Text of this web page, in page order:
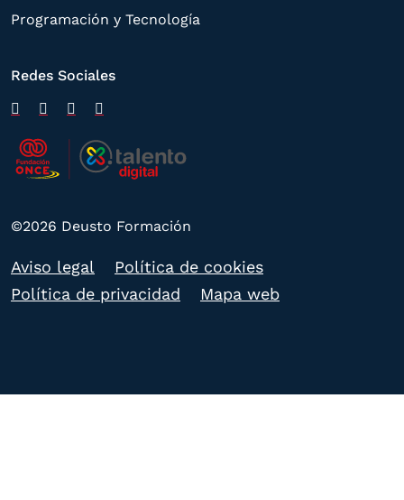
Programación y Tecnología
Redes Sociales
©2026 Deusto Formación
Aviso legal
Política de cookies
Política de privacidad
Mapa web